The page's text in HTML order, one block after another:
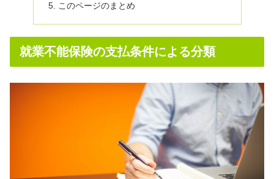
このページのまとめ
就業不能保険の支払条件による分類